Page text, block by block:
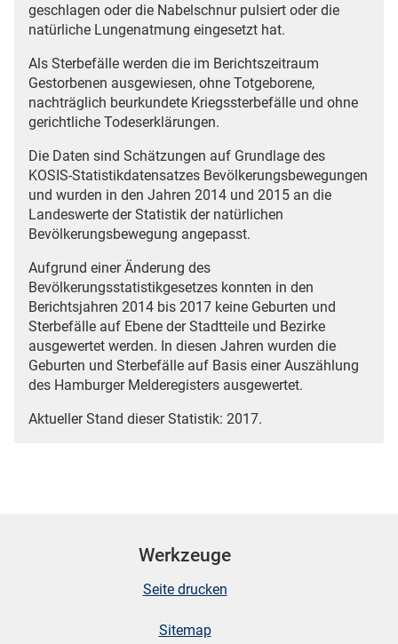
geschlagen oder die Nabelschnur pulsiert oder die
natürliche Lungenatmung eingesetzt hat.
Als Sterbefälle werden die im Berichtszeitraum
Gestorbenen ausgewiesen, ohne Totgeborene,
nachträglich beurkundete Kriegssterbefälle und ohne
gerichtliche Todeserklärungen.
Die Daten sind Schätzungen auf Grundlage des
KOSIS-Statistikdatensatzes Bevölkerungsbewegungen
und wurden in den Jahren 2014 und 2015 an die
Landeswerte der Statistik der natürlichen
Bevölkerungsbewegung angepasst.
Aufgrund einer Änderung des
Bevölkerungsstatistikgesetzes konnten in den
Berichtsjahren 2014 bis 2017 keine Geburten und
Sterbefälle auf Ebene der Stadtteile und Bezirke
ausgewertet werden. In diesen Jahren wurden die
Geburten und Sterbefälle auf Basis einer Auszählung
des Hamburger Melderegisters ausgewertet.
Aktueller Stand dieser Statistik: 2017.
Werkzeuge
Seite drucken
Sitemap